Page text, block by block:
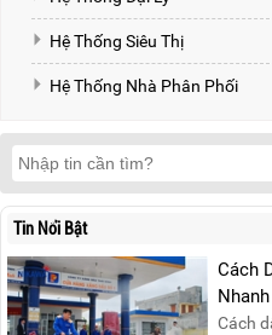
Hệ Thống Siêu Thị
Hệ Thống Nhà Phân Phối
Tin Nổi Bật
Cách
Cách